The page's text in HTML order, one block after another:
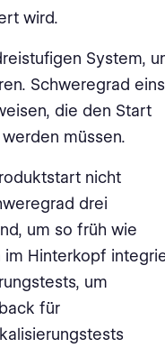
wird.
System,
Schweregrad eins
die den Start
müssen.
nicht
drei
um so früh wie
im Hinterkopf
um
für